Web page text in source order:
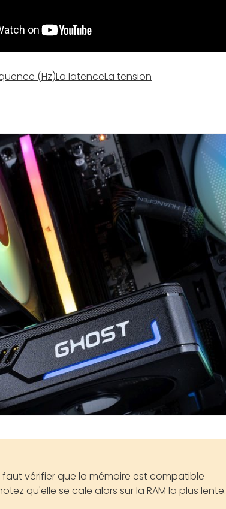
(Hz)La latenceLa tension
faut vérifier que la mémoire est compatible
qu'elle se cale alors sur la RAM la plus lente.